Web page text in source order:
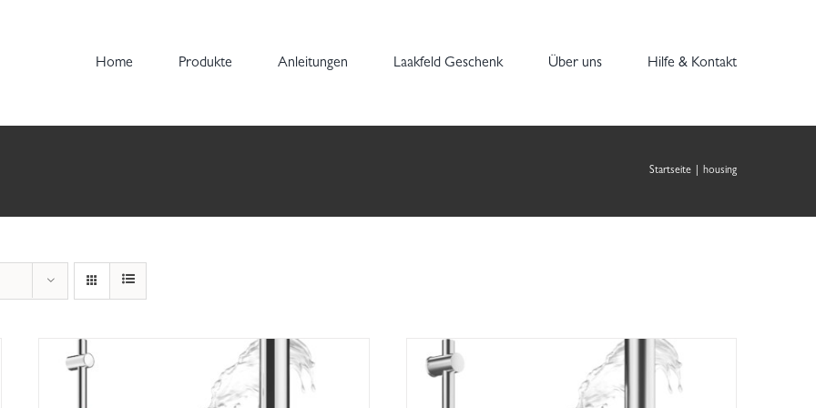
Home Produkte Anleitungen Laakfeld Geschenk Über uns Hilfe & Kontakt
Startseite housing